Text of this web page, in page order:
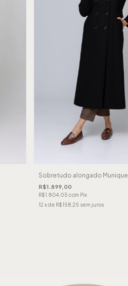
Sobretudo alongado Munique
R$1.899,00
R$1.804,05com Pix
12 x de R$158,25 sem juros